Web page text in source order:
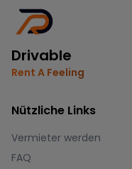
Drivable
Rent A Feeling
Nützliche Links
Vermieter werden
FAQ